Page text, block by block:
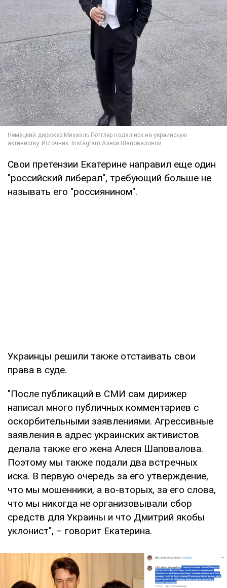
Свои претензии Екатерине направил еще один
"российский либерал", требующий больше не
называть его "россиянином".
Украинцы решили также отстаивать свои
права в суде.
"После публикаций в СМИ сам дирижер
написал много публичных комментариев с
оскорбительными заявлениями. Агрессивные
заявления в адрес украинских активистов
делала также его жена Алеся Шаповалова.
Поэтому мы также подали два встречных
иска. В первую очередь за его утверждение,
что мы мошенники, а во-вторых, за его слова,
что мы никогда не организовывали сбор
средств для Украины и что Дмитрий якобы
уклонист", – говорит Екатерина.